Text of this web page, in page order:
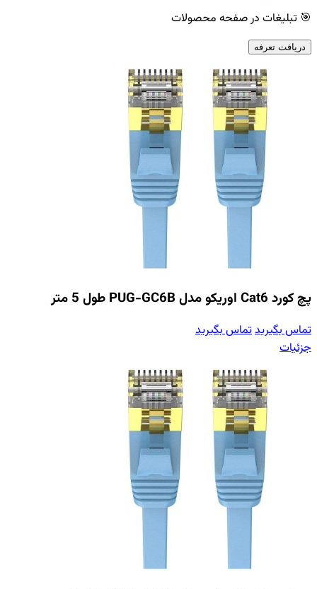
🎯 تبلیغات در صفحه محصولات
دریافت تعرفه
پچ کورد Cat6 اوریکو مدل PUG-GC6B طول 5 متر
تماس بگیریدتماس بگیرید
جزئیات